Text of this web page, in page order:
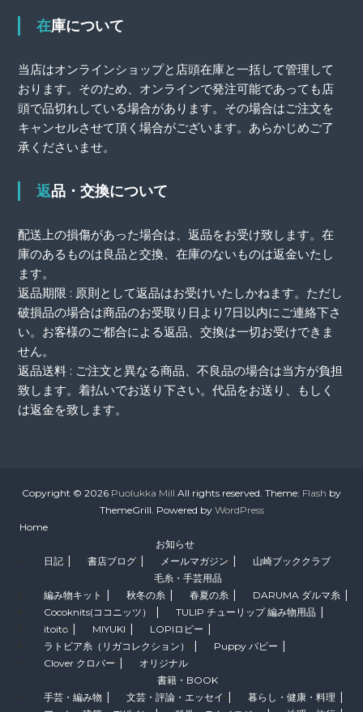
在庫について
当店はオンラインショップと店頭在庫と一括して管理して
おります。そのため、オンラインで発注可能であっても店
頭で品切れしている場合があります。その場合はご注文を
キャンセルさせて頂く場合がございます。あらかじめご了
承くださいませ。
返品・交換について
配送上の損傷があった場合は、返品をお受け致します。在
庫のあるものは良品と交換、在庫のないものは返金いたし
ます。
返品期限 : 原則として返品はお受けいたしかねます。ただし
破損品の場合は商品のお受取り日より7日以内にご連絡下さ
い。お客様のご都合による返品、交換は一切お受けできま
せん。
返品送料 : ご注文と異なる商品、不良品の場合は当方が負担
致します。着払いでお送り下さい。代品をお送り、もしく
は返金を致します。
Copyright © 2026 Puolukka Mill All rights reserved. Theme: Flash by
ThemeGrill. Powered by WordPress
Home
お知らせ
日記
書店ブログ メールマガジン
山崎ブッククラブ
毛糸・手芸用品
編み物キット
秋冬の糸 春夏の糸
DARUMA ダルマ糸
Cocoknits(ココニッツ）
TULIP チューリップ 編み物用品
itoito
MIYUKI
LOPIロピー
ラトビア糸（リガコレクション）
Puppy パピー
Clover クロバー
オリジナル
書籍・BOOK
手芸・編み物
文芸・評論・エッセイ
暮らし・健康・料理